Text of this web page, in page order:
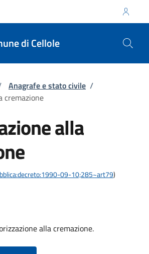
di Cellole
pane
Anagrafe e stato civile /
cremazione
alla
09-10;285~art79)
alla cremazione.